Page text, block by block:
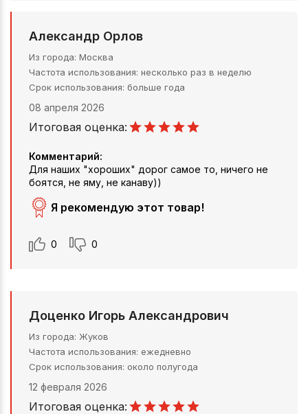
Александр Орлов
Из города Москва
Частота использования несколько раз в неделю
Срок использования больше года
08 апреля 2026
Итоговая оценка:
Комментарий:
Для наших "хороших" дорог самое то, ничего не
боятся, не яму, не канаву))
Я рекомендую этот товар!
0 0
Доценко Игорь Александрович
Из города Жуков
Частота использования ежедневно
Срок использования около полугода
12 февраля 2026
Итоговая оценка: